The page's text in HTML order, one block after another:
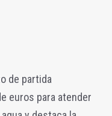
de partida
euros para atender